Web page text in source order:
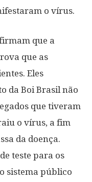
o vírus.
que a
que as
Eles
da Boi Brasil não
que tiveram
o vírus, a fim
da doença.
teste para os
sistema público